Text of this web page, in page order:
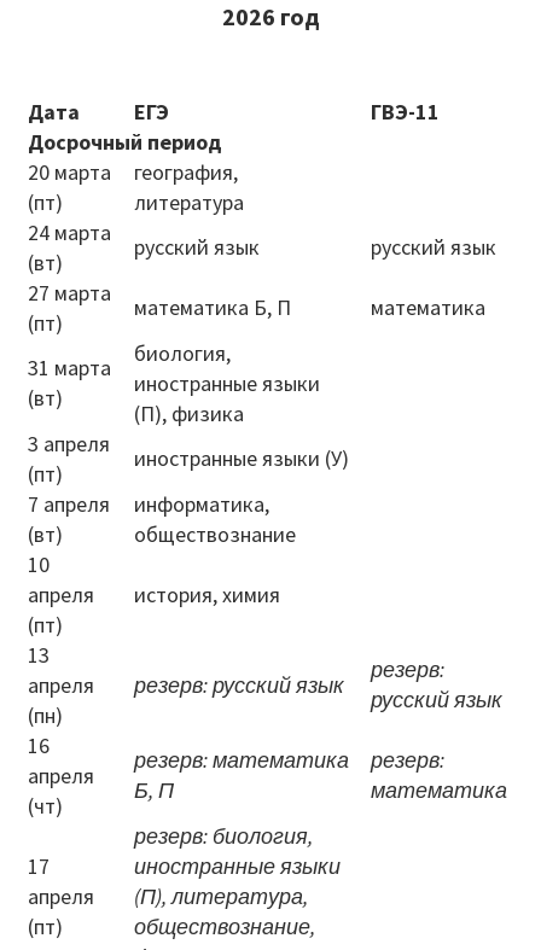
Постановления
Распоряжения
Приказы
Архив приказов
Информационные письма
Письма 2021-2023
Письма 2019-2020
Письма 2018-2019
Архив писем
Прием иностранных граждан
ГИА 2026
Конфликтная комиссия
ЕГЭ/ОГЭ
Документы о ЕГЭ
2026 год
Дата ЕГЭ
ГВЭ-11
Досрочный период
20 марта
(пт)
география,
литература
24 марта
(вт)
русский язык
русский язык
27 марта
(пт)
математика Б, П математика
31 марта
(вт)
биология,
иностранные языки
(П), физика
3 апреля
(пт)
иностранные языки (У)
7 апреля
(вт)
информатика,
обществознание
10
апреля
(пт)
история, химия
13
апреля
(пн)
резерв: русский язык
резерв:
русский язык
16
апреля
(чт)
резерв: математика
Б, П
резерв:
математика
17
апреля
(пт)
резерв: биология,
иностранные языки
(П), литература,
обществознание,